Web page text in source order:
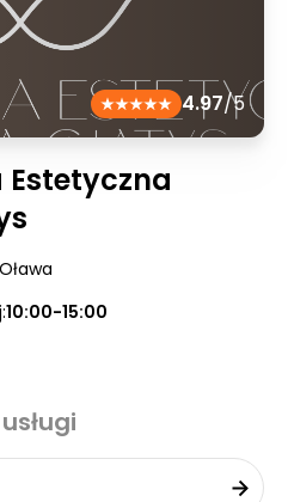
4.97/5
10:00-15:00